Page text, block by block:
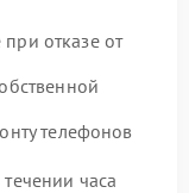
отказе от
телефонов
часа